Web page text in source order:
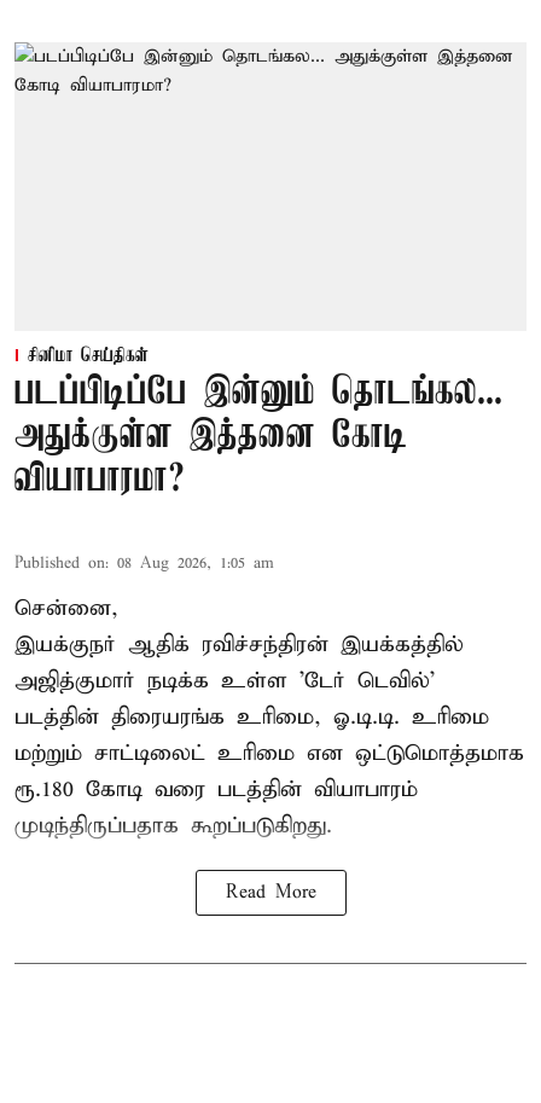
சினிமா செய்திகள்
படப்பிடிப்பே இன்னும் தொடங்கல...
அதுக்குள்ள இத்தனை கோடி
வியாபாரமா?
Published on: 08 Aug 2026, 1:05 am
சென்னை,
இயக்குநர் ஆதிக் ரவிச்சந்திரன் இயக்கத்தில்
அஜித்குமார் நடிக்க உள்ள 'டேர் டெவில்'
படத்தின் திரையரங்க உரிமை, ஓ.டி.டி. உரிமை
மற்றும் சாட்டிலைட் உரிமை என ஒட்டுமொத்தமாக
ரூ.180 கோடி வரை படத்தின் வியாபாரம்
முடிந்திருப்பதாக கூறப்படுகிறது.
Read More